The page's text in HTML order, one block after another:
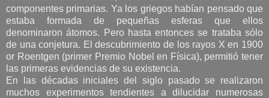
componentes primarias. Ya los griegos habían pensado que
estaba formada de pequeñas esferas que ellos
denominaron átomos. Pero hasta entonces se trataba sólo
de una conjetura. El descubrimiento de los rayos X en 1900
or Roentgen (primer Premio Nobel en Física), permitió tener
las primeras evidencias de su existencia.
En las décadas iniciales del siglo pasado se realizaron
muchos experimentos tendientes a dilucidar numerosas